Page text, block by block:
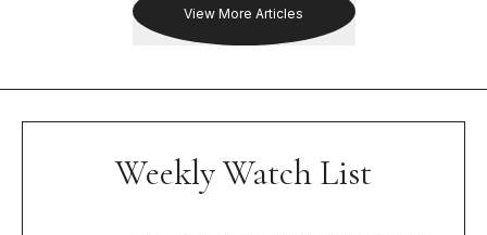
View More Articles
Weekly Watch List